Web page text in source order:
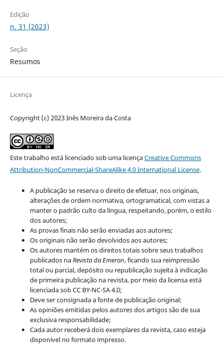
Edição
n. 31 (2023)
Seção
Resumos
Licença
Copyright (c) 2023 Inês Moreira da Costa
Este trabalho está licenciado sob uma licençaCreative Commons
Attribution-NonCommercial-ShareAlike 4.0 International License.
A publicação se reserva o direito de efetuar, nos originais,
alterações de ordem normativa, ortogramatical, com vistas a
manter o padrão culto da língua, respeitando, porém, o estilo
dos autores;
As provas finais não serão enviadas aos autores;
Os originais não serão devolvidos aos autores;
Os autores mantém os direitos totais sobre seus trabalhos
publicados naRevista da Emeron, ficando sua reimpressão
total ou parcial, depósito ou republicação sujeita à indicação
de primeira publicação na revista, por meio da licensa está
licenciada sob CC BY-NC-SA 4.0;
Deve ser consignada a fonte de publicação original;
As opiniões emitidas pelos autores dos artigos são de sua
exclusiva responsabilidade;
Cada autor receberá dois exemplares da revista, caso esteja
disponível no formato impresso.